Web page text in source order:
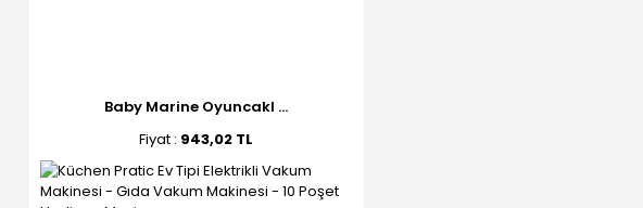
Baby Marine Oyuncakl ...
Fiyat : 943,02 TL